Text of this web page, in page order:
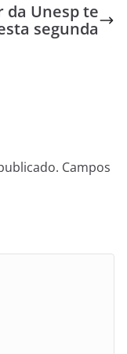
da Unesp te
segunda
Campos